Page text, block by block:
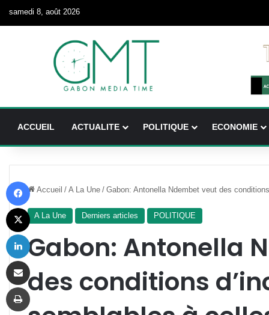
samedi 8, août 2026
ACCUEIL ACTUALITE POLITIQUE ECONOMIE
Accueil / A La Une / Gabon: Antonella Ndembet veut des
A La Une Derniers articles POLITIQUE
Gabon: Antonella
des conditions
X
Imprimer